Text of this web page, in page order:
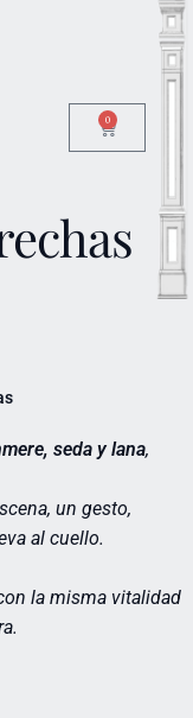
0
seda y lana,
un gesto,
al cuello.
la misma vitalidad